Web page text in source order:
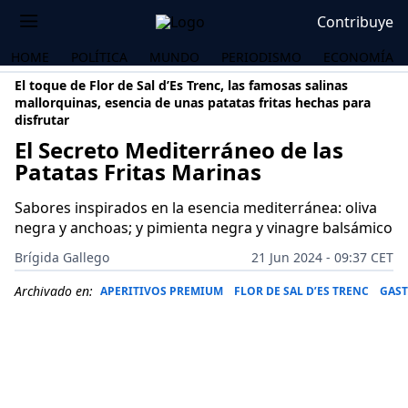
Contribuye
HOME POLÍTICA MUNDO PERIODISMO
ECONOMÍA
El toque de Flor de Sal d’Es Trenc, las famosas salinas
mallorquinas, esencia de unas patatas fritas hechas para
disfrutar
El Secreto Mediterráneo de las
Patatas Fritas Marinas
Sabores inspirados en la esencia mediterránea: oliva
negra y anchoas; y pimienta negra y vinagre balsámico
Brígida Gallego
21 Jun 2024 - 09:37 CET
Archivado en: APERITIVOS PREMIUM FLOR DE SAL D’ES TRENC